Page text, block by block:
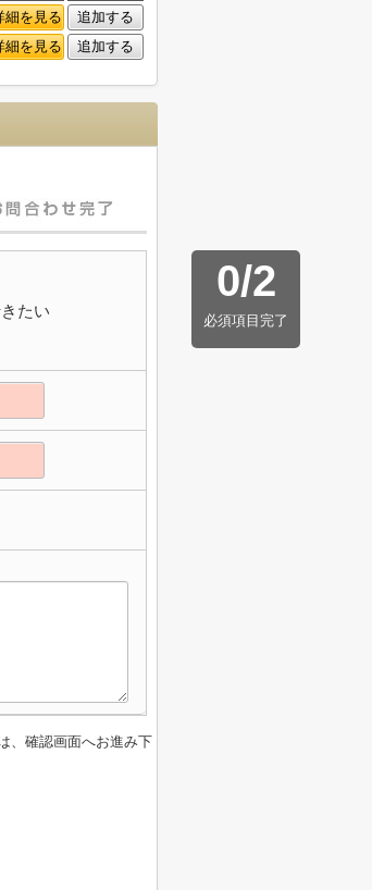
細を見る
追加する
細を見る 追加する
0/2
必須項目完了
たい
、確認画面へお進み下